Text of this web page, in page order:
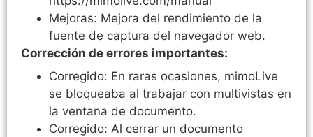
Mejoras: Mejora del rendimiento de la
fuente de captura del navegador web.
Corrección de errores importantes:
Corregido: En raras ocasiones, mimoLive
se bloqueaba al trabajar con multivistas en
la ventana de documento.
Corregido: Al cerrar un documento